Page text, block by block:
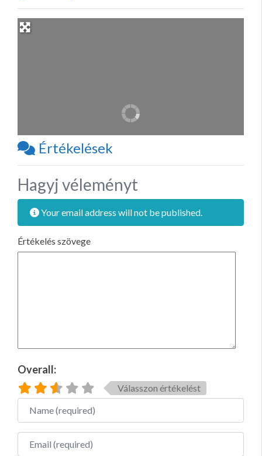
Értékelések
Hagyj véleményt
Your email address will not be published.
Értékelés szövege
Overall:
Válasszon értékelést
Name
Email